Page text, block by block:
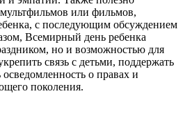
или фильмов,
с последующим обсуждением
Всемирный день ребенка
но и возможностью для
связь с детьми, поддержать
о правах и
поколения.